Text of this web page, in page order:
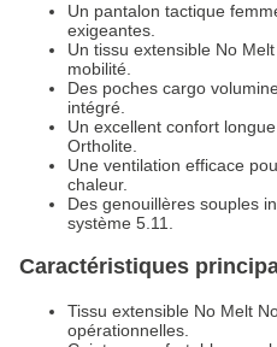
Un pantalon tactique
exigeantes.
Un tissu extensible No
mobilité.
Des poches cargo
intégré.
Un excellent confort
Ortholite.
Une ventilation efficace
chaleur.
Des genouillères souples
système 5.11.
Caractéristiques
Tissu extensible No Melt
opérationnelles.